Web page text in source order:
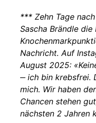
*** Zehn Tage
Sascha Brändle die
Nachricht. Auf
August 2025:
‒ ich bin krebsfrei.
mich. Wir haben
Chancen stehen
nächsten 2 Jahren